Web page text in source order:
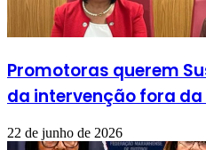
Promotoras querem
da intervenção fora da
22 de junho de 2026